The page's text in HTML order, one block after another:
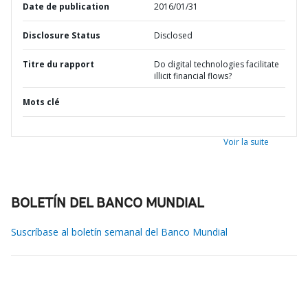
Date de publication 2016/01/31
Disclosure Status Disclosed
Titre du rapport
Do digital technologies facilitate
illicit financial flows?
Mots clé
Voir la suite
BOLETÍN DEL BANCO MUNDIAL
Suscríbase al boletín semanal del Banco Mundial